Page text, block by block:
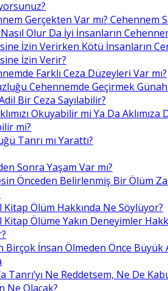
Gerçekten Var mı? Cehennem
Olur Da İyi İnsanların
İzin Verirken Kötü İnsanların
İzin Verir?
Farklı Ceza Düzeyleri Var mı?
Cehennemde Geçirmek
Bir Ceza Sayılabilir?
Okuyabilir mi Ya Da Aklımıza
mi?
Tanrı mı Yarattı?
Sonra Yaşam Var mı?
Önceden Belirlenmiş Bir Ölüm
Kitap Ölüm Hakkında Ne Söylüyor?
Kitap Ölüme Yakın Deneyimler
Birçok İnsan Ölmeden Önce Büyük
Tanrı’yı Ne Reddetsem, Ne De
Ne Olacak?